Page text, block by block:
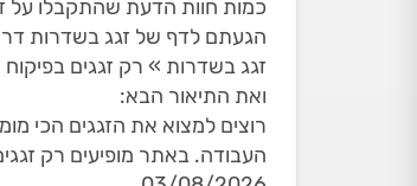
כמות חוות הדעת שהתקבלו על
הגעתם לדף של זגג בשדרות
זגג בשדרות » רק זגגים בפיקוח
ואת התיאור הבא:
רוצים למצוא את הזגגים הכי